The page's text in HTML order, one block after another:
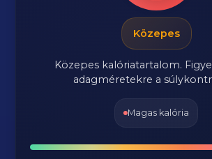
Közepes
Közepes kalóriatartalom.
adagméretekre a
Magas kalória